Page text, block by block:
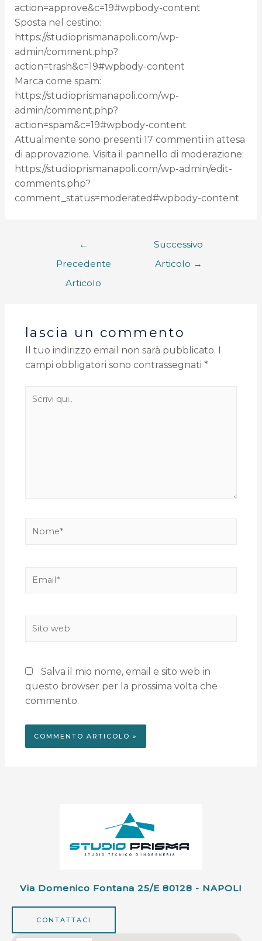
action=approve&c=19#wpbody-content
Sposta nel cestino:
https://studioprismanapoli.com/wp-
admin/comment.php?
action=trash&c=19#wpbody-content
Marca come spam:
https://studioprismanapoli.com/wp-
admin/comment.php?
action=spam&c=19#wpbody-content
Attualmente sono presenti 17 commenti in attesa
di approvazione. Visita il pannello di moderazione:
https://studioprismanapoli.com/wp-admin/edit-
comments.php?
comment_status=moderated#wpbody-content
←
Precedente
Articolo
Successivo
Articolo →
lascia un commento
Il tuo indirizzo email non sarà pubblicato.
campi obbligatori sono contrassegnati *
Salva il mio nome, email e sito web in
questo browser per la prossima volta che
commento.
Via Domenico Fontana 25/e 80128 - NAPOLI
CONTATTACI